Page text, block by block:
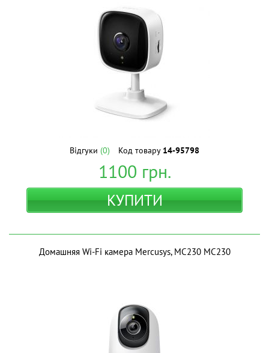
Відгуки (0) Код товару 14-95798
1100 грн.
КУПИТИ
Домашняя Wi-Fi камера Mercusys, MC230 MC230